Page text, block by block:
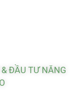
ĐẦU TƯ NĂNG